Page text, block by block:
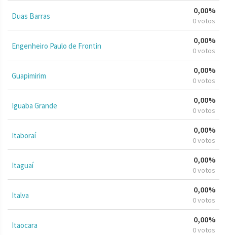
Duas Barras
0,00%
0 votos
Engenheiro Paulo de Frontin
0,00%
0 votos
Guapimirim
0,00%
0 votos
Iguaba Grande
0,00%
0 votos
Itaboraí
0,00%
0 votos
Itaguaí
0,00%
0 votos
Italva
0,00%
0 votos
Itaocara
0,00%
0 votos